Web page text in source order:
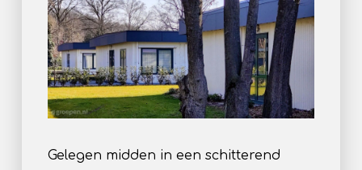
Gelegen midden in een schitterend